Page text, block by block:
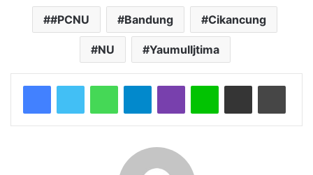
#PCNU Bandung Cikancung
NU YaumulIjtima
Telegram